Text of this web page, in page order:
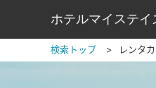
ホテルマイステイ
検索トップ レンタ